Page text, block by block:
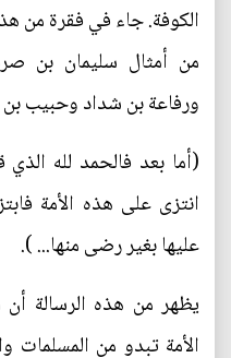
الكوفة. جاء في فقرة من
من أمثال سليمان بن
ورفاعة بن شداد وحبيب
(أما بعد فالحمد لله
انتزى على هذه الأمة
عليها بغير رضى منها... ).
يظهر من هذه الرسالة
الأمة تبدو من المسلمات